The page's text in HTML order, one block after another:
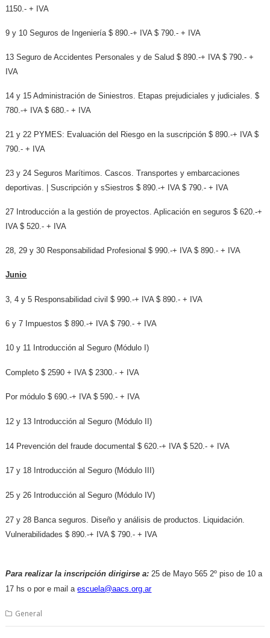
1150.- + IVA
9 y 10 Seguros de Ingeniería $ 890.-+ IVA $ 790.- + IVA
13 Seguro de Accidentes Personales y de Salud $ 890.-+ IVA $ 790.- +
IVA
14 y 15 Administración de Siniestros. Etapas prejudiciales y judiciales. $
780.-+ IVA $ 680.- + IVA
21 y 22 PYMES: Evaluación del Riesgo en la suscripción $ 890.-+ IVA $
790.- + IVA
23 y 24 Seguros Marítimos. Cascos. Transportes y embarcaciones
deportivas. | Suscripción y sSiestros $ 890.-+ IVA $ 790.- + IVA
27 Introducción a la gestión de proyectos. Aplicación en seguros $ 620.-+
IVA $ 520.- + IVA
28, 29 y 30 Responsabilidad Profesional $ 990.-+ IVA $ 890.- + IVA
Junio
3, 4 y 5 Responsabilidad civil $ 990.-+ IVA $ 890.- + IVA
6 y 7 Impuestos $ 890.-+ IVA $ 790.- + IVA
10 y 11 Introducción al Seguro (Módulo I)
Completo $ 2590 + IVA $ 2300.- + IVA
Por módulo $ 690.-+ IVA $ 590.- + IVA
12 y 13 Introducción al Seguro (Módulo II)
14 Prevención del fraude documental $ 620.-+ IVA $ 520.- + IVA
17 y 18 Introducción al Seguro (Módulo III)
25 y 26 Introducción al Seguro (Módulo IV)
27 y 28 Banca seguros. Diseño y análisis de productos. Liquidación.
Vulnerabilidades $ 890.-+ IVA $ 790.- + IVA
Para realizar la inscripción dirigirse a: 25 de Mayo 565 2º piso de 10 a
17 hs o por e mail aescuela@aacs.org.ar
General